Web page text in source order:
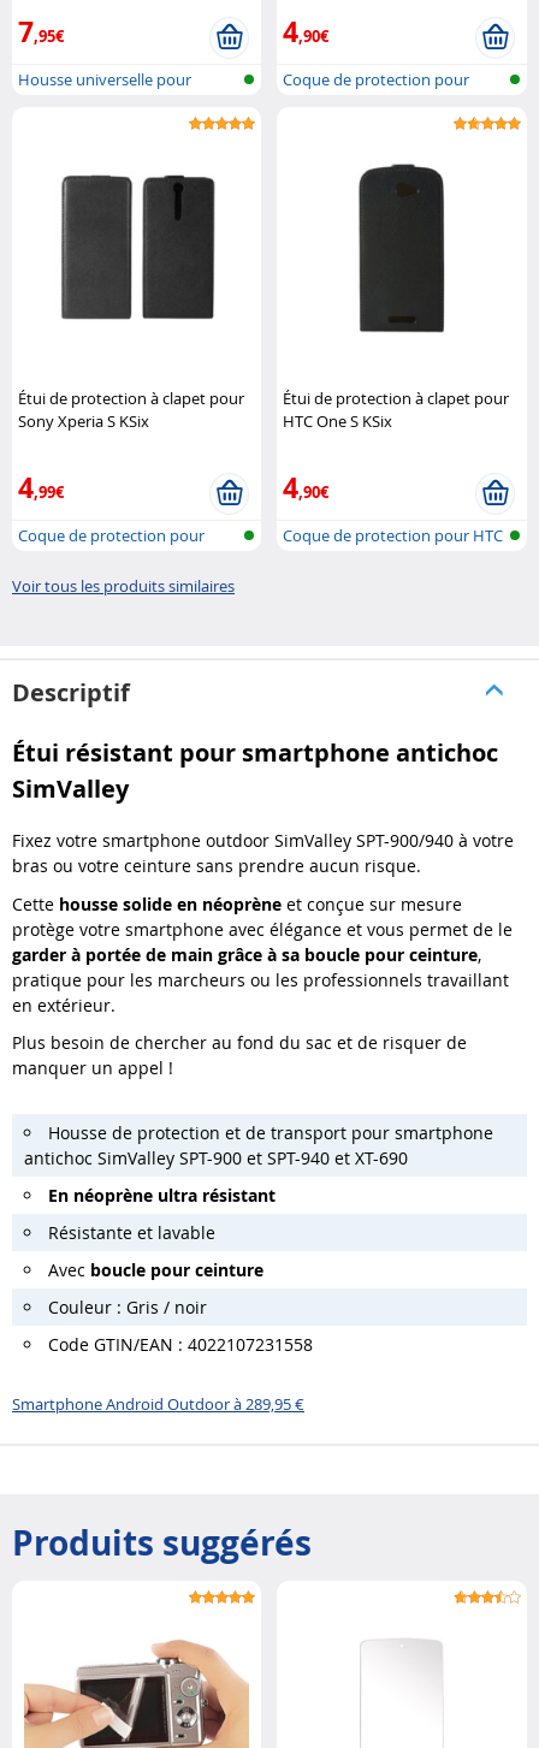
7,95€
Housse universelle pour
4,90€
Coque de protection pour
Étui de protection à clapet pour
Sony Xperia S KSix
4,99€
Coque de protection pour
Étui de protection à clapet pour
HTC One S KSix
4,90€
Coque de protection pour HTC
Voir tous les produits similaires
Descriptif
Étui résistant pour smartphone antichoc
SimValley
Fixez votre smartphone outdoor SimValley SPT-900/940 à votre
bras ou votre ceinture sans prendre aucun risque.
Cette housse solide en néoprène et conçue sur mesure
protège votre smartphone avec élégance et vous permet de le
garder à portée de main grâce à sa boucle pour ceinture,
pratique pour les marcheurs ou les professionnels travaillant
en extérieur.
Plus besoin de chercher au fond du sac et de risquer de
manquer un appel !
Housse de protection et de transport pour smartphone
antichoc SimValley SPT-900 et SPT-940 et XT-690
En néoprène ultra résistant
Résistante et lavable
Avec boucle pour ceinture
Couleur : Gris / noir
Code GTIN/EAN : 4022107231558
Smartphone Android Outdoor à 289,95 €
Produits suggérés